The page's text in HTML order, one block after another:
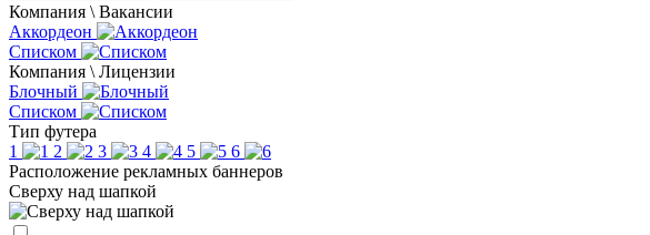
Компания \ Вакансии
Аккордеон
Списком
Компания \ Лицензии
Блочный
Списком
Тип футера
1
2 3 4 5
6
Расположение рекламных баннеров
Сверху над шапкой